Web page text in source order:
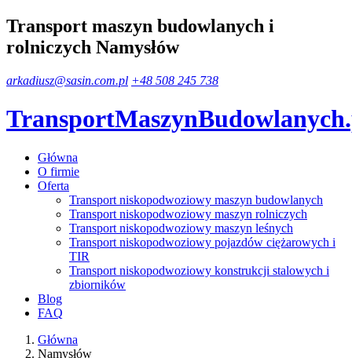
Transport maszyn budowlanych i
rolniczych Namysłów
arkadiusz@sasin.com.pl +48 508 245 738
TransportMaszynBudowlanych
Główna
O firmie
Oferta
Transport niskopodwoziowy maszyn budowlanych
Transport niskopodwoziowy maszyn rolniczych
Transport niskopodwoziowy maszyn leśnych
Transport niskopodwoziowy pojazdów ciężarowych i
TIR
Transport niskopodwoziowy konstrukcji stalowych i
zbiorników
Blog
FAQ
Główna
Namysłów